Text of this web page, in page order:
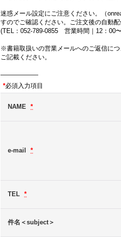
迷惑メール設定にご注意ください。（
すのでご確認ください。ご注文後の自動
(TEL：052-789-0855 営業時間｜12：00
※書籍取扱いの営業メールへのご返信につ
ご記載ください。
――――――
*必須入力項目
NAME *
e-mail *
TEL *
件名＜subject＞